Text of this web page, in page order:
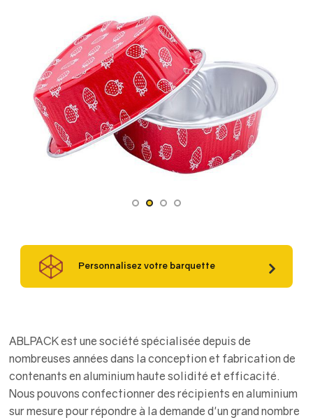
Personnalisez votre barquette
ABLPACK est une société spécialisée depuis de
nombreuses années dans la conception et fabrication de
contenants en aluminium haute solidité et efficacité.
Nous pouvons confectionner des récipients en aluminium
sur mesure pour répondre à la demande d'un grand nombre